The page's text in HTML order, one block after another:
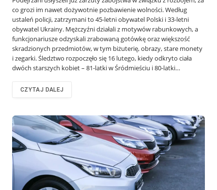
co grozi im nawet dożywotnie pozbawienie wolności. Według
ustaleń policji, zatrzymani to 45-letni obywatel Polski i 33-letni
obywatel Ukrainy. Mężczyźni działali z motywów rabunkowych, a
funkcjonariusze odzyskali zrabowaną gotówkę oraz większość
skradzionych przedmiotów, w tym biżuterię, obrazy, stare monety
i zegarki. Śledztwo rozpoczęło się 16 lutego, kiedy odkryto ciała
dwóch starszych kobiet – 81-latki w Śródmieściu i 80-latki…
CZYTAJ DALEJ